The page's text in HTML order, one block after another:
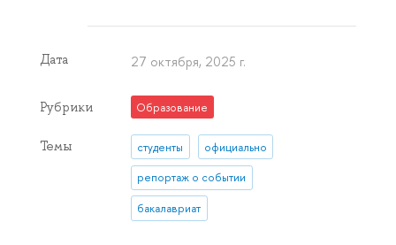
Дата 27 октября, 2025 г.
Рубрики Образование
Темы студенты официально
репортаж о событии
бакалавриат